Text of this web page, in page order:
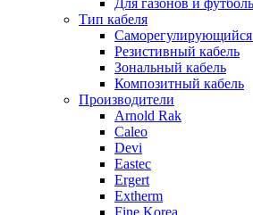
Тип кабеля
Саморегулирующийся
Резистивный кабель
Зональный кабель
Композитный кабель
Производители
Arnold Rak
Caleo
Devi
Eastec
Ergert
Extherm
Fine Korea